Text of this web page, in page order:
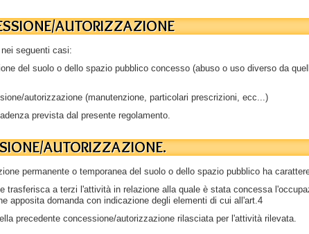
AUTORIZZAZIONE
seguenti casi:
del suolo o dello spazio pubblico concesso (abuso o uso diverso da
autorizzazione (manutenzione, particolari prescrizioni, ecc...)
prevista dal presente regolamento.
AUTORIZZAZIONE.
permanente o temporanea del suolo o dello spazio pubblico ha
trasferisca a terzi l'attività in relazione alla quale è stata concessa
apposita domanda con indicazione degli elementi di cui all'art.4
precedente concessione/autorizzazione rilasciata per l'attività rilevata.